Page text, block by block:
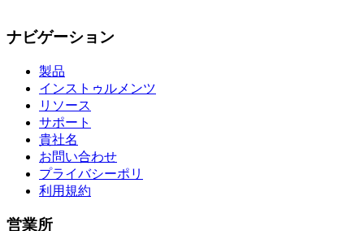
ナビゲーション
製品
インストゥルメンツ
リソース
サポート
貴社名
お問い合わせ
プライバシーポリ
利用規約
営業所